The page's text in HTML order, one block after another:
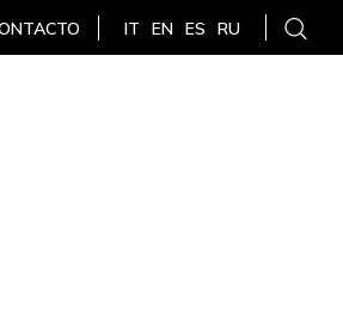
IT EN ES RU